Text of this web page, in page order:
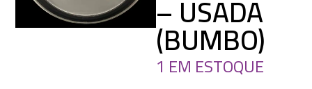
– USADA
(BUMBO)
1 EM ESTOQUE